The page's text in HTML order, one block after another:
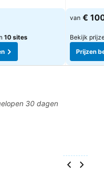
10 sites
van €
Bekijk
Prijzen
30 dagen